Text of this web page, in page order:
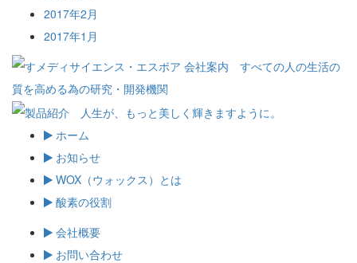
2017年2月
2017年1月
ホーム
お知らせ
WOX（ウォックス）とは
酸素の役割
会社概要
お問い合わせ